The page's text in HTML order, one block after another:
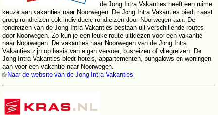
de Jong Intra Vakanties heeft een ruime
keuze aan vakanties naar Noorwegen. De Jong Intra Vakanties biedt naast
groep rondreizen ook individuele rondreizen door Noorwegen aan. De
rondreizen van de Jong Intra Vakanties bestaan uit verschillende routes
door Noorwegen. Zo kun je een leuke route uitkiezen voor een vakantie
naar Noorwegen. De vakanties naar Noorwegen van de Jong Intra
Vakanties zijn op basis van eigen vervoer, busreizen of vliegreizen. De
Jong Intra Vakanties biedt hotels, appartementen, bungalows en woningen
aan voor een vakantie naar Noorwegen.
Naar de website van de Jong Intra Vakanties